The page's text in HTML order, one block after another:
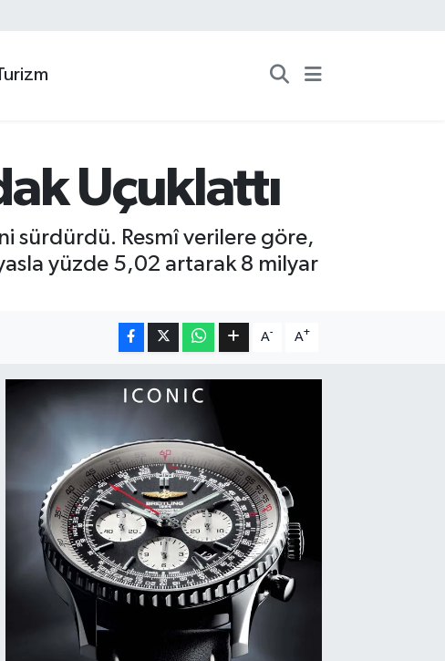
Uçuklattı
sürdürdü. Resmî verilere göre,
yüzde 5,02 artarak 8 milyar
A- A+